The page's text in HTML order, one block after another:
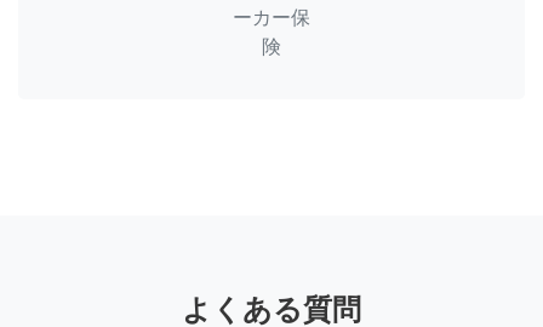
ーカー保
険
よくある質問